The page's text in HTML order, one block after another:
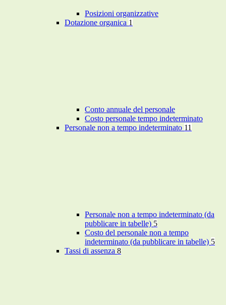
Posizioni organizzative
Dotazione organica 1
Conto annuale del personale
Costo personale tempo indeterminato
Personale non a tempo indeterminato 11
Personale non a tempo indeterminato (da
pubblicare in tabelle) 5
Costo del personale non a tempo
indeterminato (da pubblicare in tabelle) 5
Tassi di assenza 8